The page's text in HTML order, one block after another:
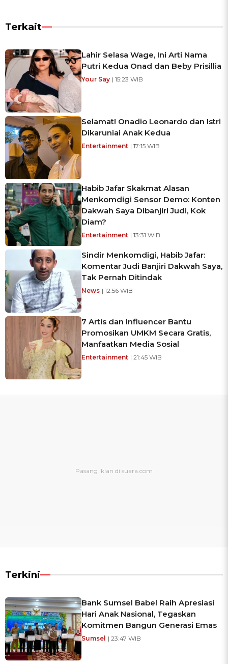
Terkait
Lahir Selasa Wage, Ini Arti Nama
Putri Kedua Onad dan Beby Prisillia
Your Say | 15:23 WIB
Selamat! Onadio Leonardo dan Istri
Dikaruniai Anak Kedua
Entertainment | 17:15 WIB
Habib Jafar Skakmat Alasan
Menkomdigi Sensor Demo: Konten
Dakwah Saya Dibanjiri Judi, Kok
Diam?
Entertainment | 13:31 WIB
Sindir Menkomdigi, Habib Jafar:
Komentar Judi Banjiri Dakwah Saya,
Tak Pernah Ditindak
News | 12:56 WIB
7 Artis dan Influencer Bantu
Promosikan UMKM Secara Gratis,
Manfaatkan Media Sosial
Entertainment | 21:45 WIB
Terkini
Bank Sumsel Babel Raih Apresiasi
Hari Anak Nasional, Tegaskan
Komitmen Bangun Generasi Emas
Sumsel | 23:47 WIB